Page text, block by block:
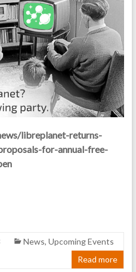
libreplanet-returns-
for-annual-free-
News, Upcoming Events
Read more